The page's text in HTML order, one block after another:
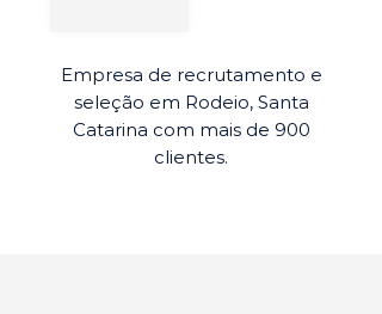
Empresa de recrutamento e
seleção em Rodeio, Santa
Catarina com mais de 900
clientes.